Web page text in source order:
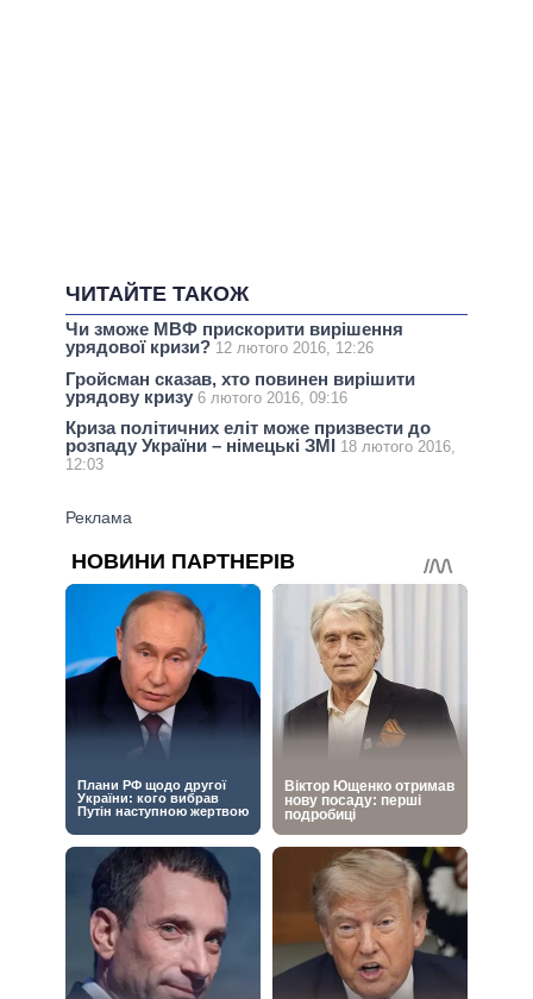
ЧИТАЙТЕ ТАКОЖ
Чи зможе МВФ прискорити вирішення
урядової кризи? 12 лютого 2016, 12:26
Гройсман сказав, хто повинен вирішити
урядову кризу 6 лютого 2016, 09:16
Криза політичних еліт може призвести до
розпаду України – німецькі ЗМІ 18 лютого 2016,
12:03